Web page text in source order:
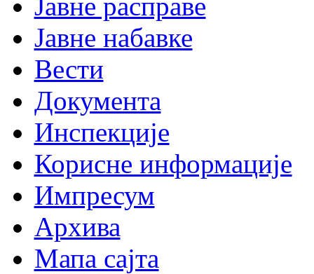
Јавне набавке
Вести
Документа
Инспекције
Корисне информације
Импресум
Архива
Мапа сајта